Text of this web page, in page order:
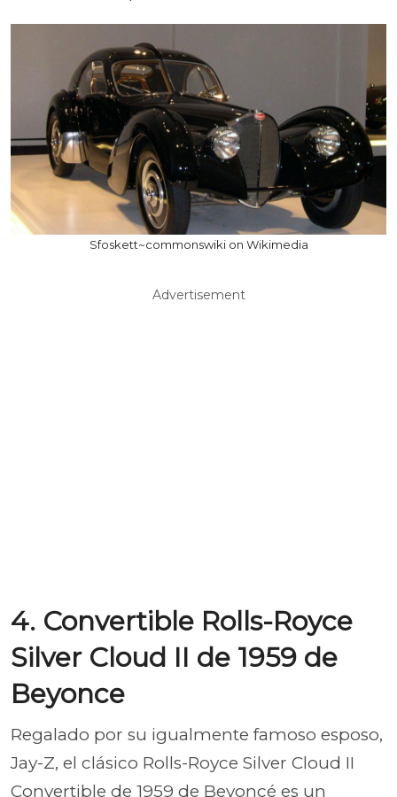
Sfoskett~commonswiki on Wikimedia
Advertisement
4. Convertible Rolls-Royce
Silver Cloud II de 1959 de
Beyonce
Regalado por su igualmente famoso esposo,
Jay-Z, el clásico Rolls-Royce Silver Cloud II
Convertible de 1959 de Beyoncé es un